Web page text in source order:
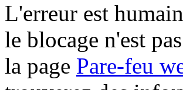
L'erreur est
le blocage n'est
la page Pare-feu